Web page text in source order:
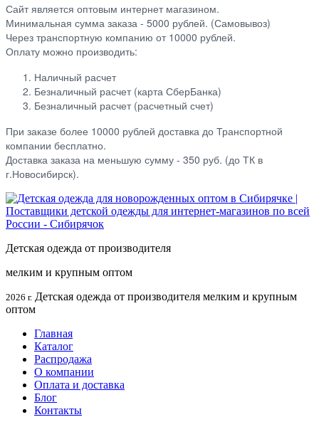
Сайт является оптовым интернет магазином.
Минимальная сумма заказа - 5000 рублей. (Самовывоз)
Через транспортную компанию от 10000 рублей.
Оплату можно производить:
Наличный расчет
Безналичный расчет (карта СберБанка)
Безналичный расчет (расчетный счет)
При заказе более 10000 рублей доставка до Транспортной
компании бесплатно.
Доставка заказа на меньшую сумму - 350 руб. (до ТК в
г.Новосибирск).
Детская одежда от производителя
мелким и крупным оптом
2026 г. Детская одежда от производителя мелким и крупным
оптом
Главная
Каталог
Распродажа
О компании
Оплата и доставка
Блог
Контакты